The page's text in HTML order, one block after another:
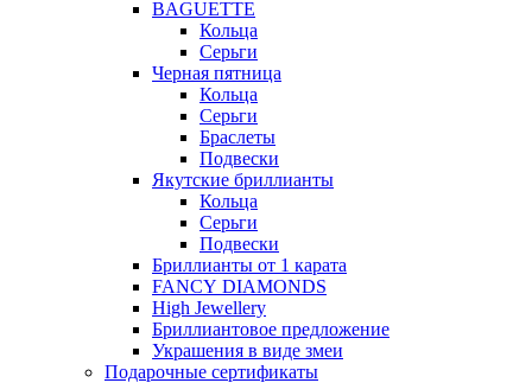
BAGUETTE
Кольца
Серьги
Черная пятница
Кольца
Серьги
Браслеты
Подвески
Якутские бриллианты
Кольца
Серьги
Подвески
Бриллианты от 1 карата
FANCY DIAMONDS
High Jewellery
Бриллиантовое предложение
Украшения в виде змеи
Подарочные сертификаты